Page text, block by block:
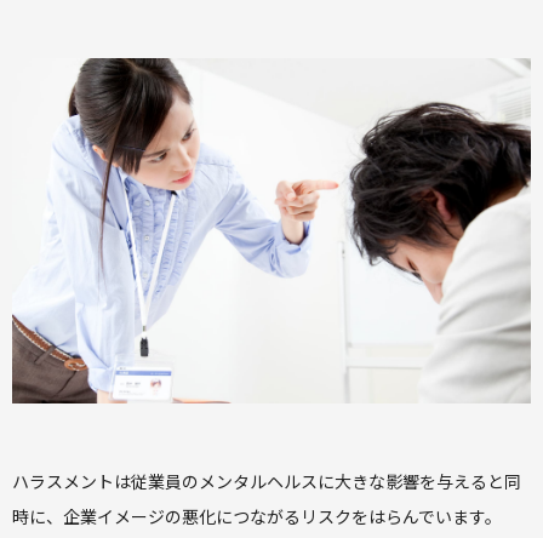
ハラスメントは従業員のメンタルヘルスに大きな影響を与えると同
時に、企業イメージの悪化につながるリスクをはらんでいます。